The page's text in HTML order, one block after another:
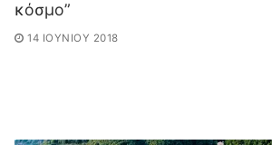
κόσμο”
14 ΙΟΥΝΊΟΥ 2018